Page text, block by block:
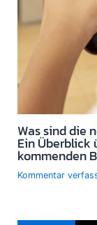
Was sind die
Ein Überblick
kommenden
Kommentar